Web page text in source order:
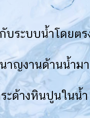
บระบบน้ำโดยตร
าญงานด้านน้ำม
ะด้างหินปูนในน้